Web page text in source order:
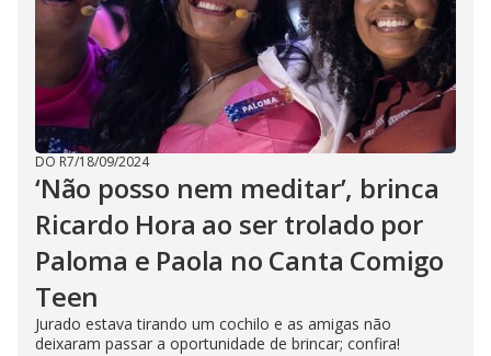
DO R7/18/09/2024
‘Não posso nem meditar’, brinca
Ricardo Hora ao ser trolado por
Paloma e Paola no Canta Comigo
Teen
Jurado estava tirando um cochilo e as amigas não
deixaram passar a oportunidade de brincar; confira!